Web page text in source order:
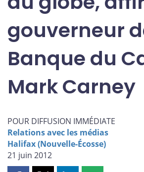
gouverneur
Banque du
Mark Carney
POUR DIFFUSION IMMÉDIATE
Relations avec les médias
Halifax (Nouvelle-Écosse)
21 juin 2012